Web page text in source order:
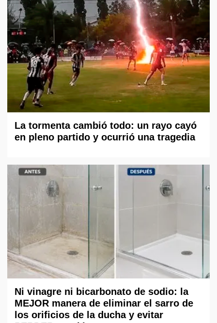
La tormenta cambió todo: un rayo cayó
en pleno partido y ocurrió una tragedia
Ni vinagre ni bicarbonato de sodio: la
MEJOR manera de eliminar el sarro de
los orificios de la ducha y evitar